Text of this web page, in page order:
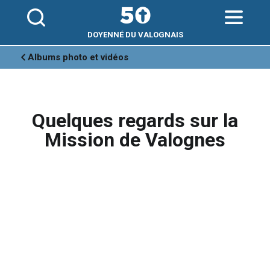
personnels
DOYENNÉ DU VALOGNAIS
Albums photo et vidéos
Quelques regards sur la
Mission de Valognes